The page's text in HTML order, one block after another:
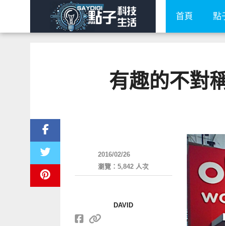
首頁 點
有趣的不對
2016/02/26
瀏覽：5,842 人次
DAVID